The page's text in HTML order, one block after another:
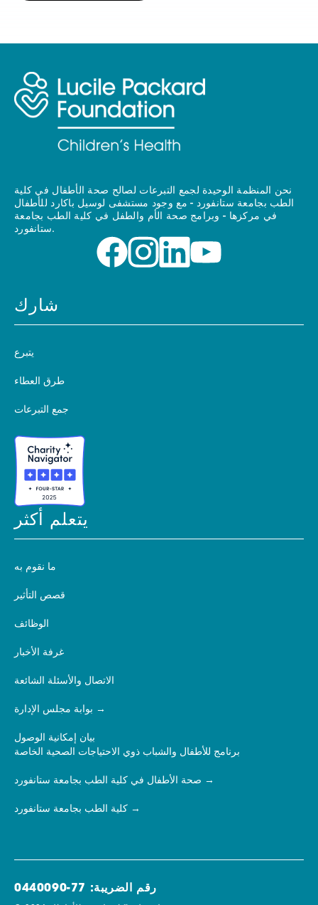
نحن المنظمة الوحيدة لجمع التبرعات لصالح صحة الأطفال في كلية
الطب بجامعة ستانفورد - مع وجود مستشفى لوسيل باكارد للأطفال
في مركزها - وبرامج صحة الأم والطفل في كلية الطب بجامعة
ستانفورد.
شارك
يتبرع
طرق العطاء
جمع التبرعات
يتعلم أكثر
ما نقوم به
قصص التأثير
الوظائف
غرفة الأخبار
الاتصال والأسئلة الشائعة
بوابة مجلس الإدارة
بيان إمكانية الوصول
برنامج للأطفال والشباب ذوي الاحتياجات الصحية الخاصة
صحة الأطفال في كلية الطب بجامعة ستانفورد
كلية الطب بجامعة ستانفورد
رقم الضريبة: 77-0440090